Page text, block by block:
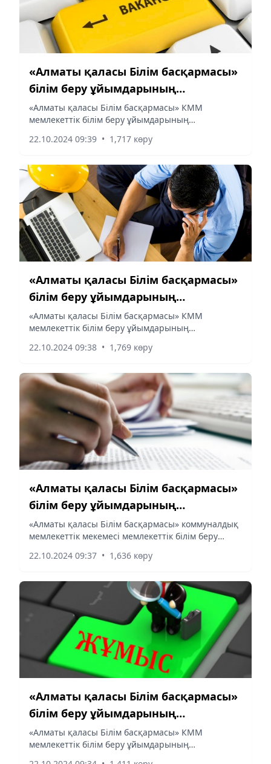
«Алматы қаласы Білім басқармасы»
білім беру ұйымдарының
басшыларының бос лауазымдық
орындарына конкурс жариялайды
«Алматы қаласы Білім басқармасы» КММ
мемлекеттік білім беру ұйымдарының
конкурс жариялайды:
22.10.2024 09:39 • 1,717 көру
«Алматы қаласы Білім басқармасы»
білім беру ұйымдарының
басшыларының бос лауазымдық
орындарына конкурс жариялайды
«Алматы қаласы Білім басқармасы» КММ
мемлекеттік білім беру ұйымдарының
конкурс жариялайды:
22.10.2024 09:38 • 1,769 көру
«Алматы қаласы Білім басқармасы»
білім беру ұйымдарының
басшыларының бос лауазымдық
орындарына конкурс жариялайды
«Алматы қаласы Білім басқармасы» коммуналдық
мемлекеттік мекемесі мемлекеттік білім беру
орындарына конкурс жариялайды:
22.10.2024 09:37 • 1,636 көру
«Алматы қаласы Білім басқармасы»
білім беру ұйымдарының
басшыларының бос лауазымдық
орындарына конкурс жариялайды
«Алматы қаласы Білім басқармасы» КММ
мемлекеттік білім беру ұйымдарының